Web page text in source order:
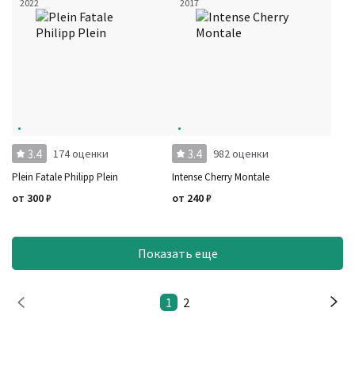
2022
3.4 174 оценки
Plein Fatale Philipp Plein
от 300₽
2017
3.4 982 оценки
Intense Cherry Montale
от 240₽
Показать еще
1 2